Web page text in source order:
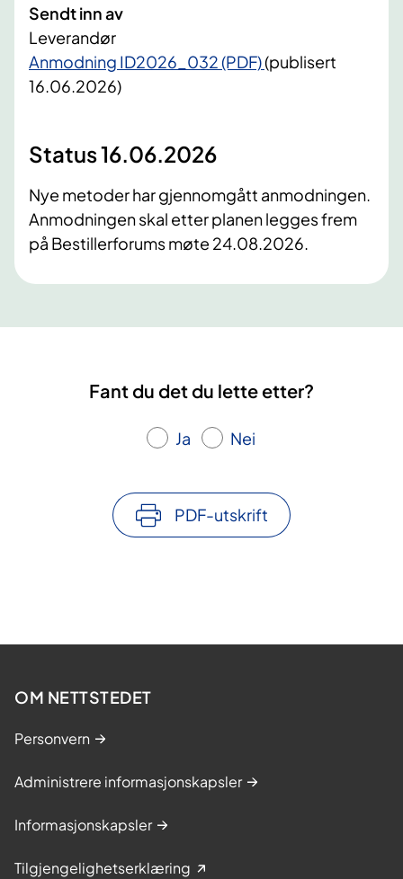
Sendt inn av
Leverandør
Anmodning ID2026_032 (PDF)(publisert
16.06.2026)
Status 16.06.2026
Nye metoder har gjennomgått anmodningen.
Anmodningen skal etter planen legges frem
på Bestillerforums møte 24.08.2026.
Fant du det du lette etter?
Ja Nei
PDF-utskrift
OM NETTSTEDET
Personvern
Administrere informasjonskapsler
Informasjonskapsler
Tilgjengelighetserklæring